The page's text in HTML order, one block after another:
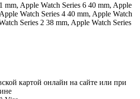
mm, Apple Watch Series 6 40 mm, Apple
Watch Series 4 40 mm, Apple Watch
Series 2 38 mm, Apple Watch Series
картой онлайн на сайте или при